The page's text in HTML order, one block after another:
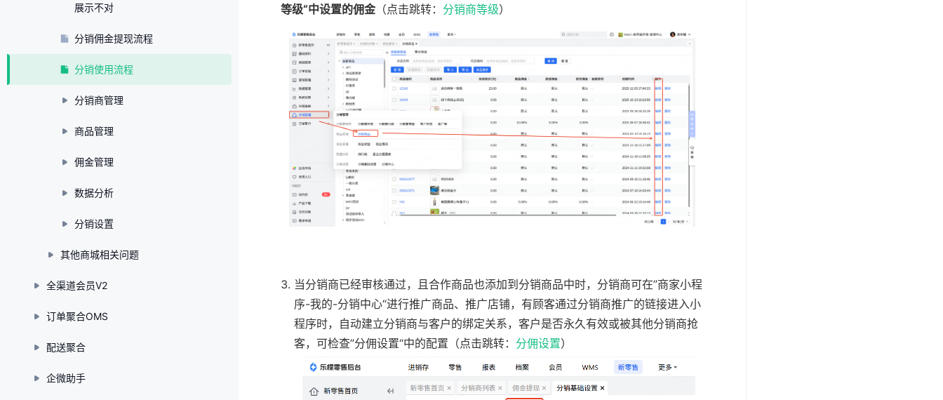
展示不对
分销佣金提现流程
分销使用流程
分销商管理
商品管理
佣金管理
数据分析
分销设置
其他商城相关问题
全渠道会员V2
订单聚合OMS
配送聚合
企微助手
等级“中设置的佣金 （点击跳转： 分销商等级）
当分销商已经审核通过，且合作商品也添加到分销商品中时，分销商可在”商家小程
序-我的-分销中心“进行推广商品、推广店铺，有顾客通过分销商推广的链接进入小
程序时，自动建立分销商与客户的绑定关系，客户是否永久有效或被其他分销商抢
客，可检查”分佣设置“中的配置（点击跳转： 分佣设置）